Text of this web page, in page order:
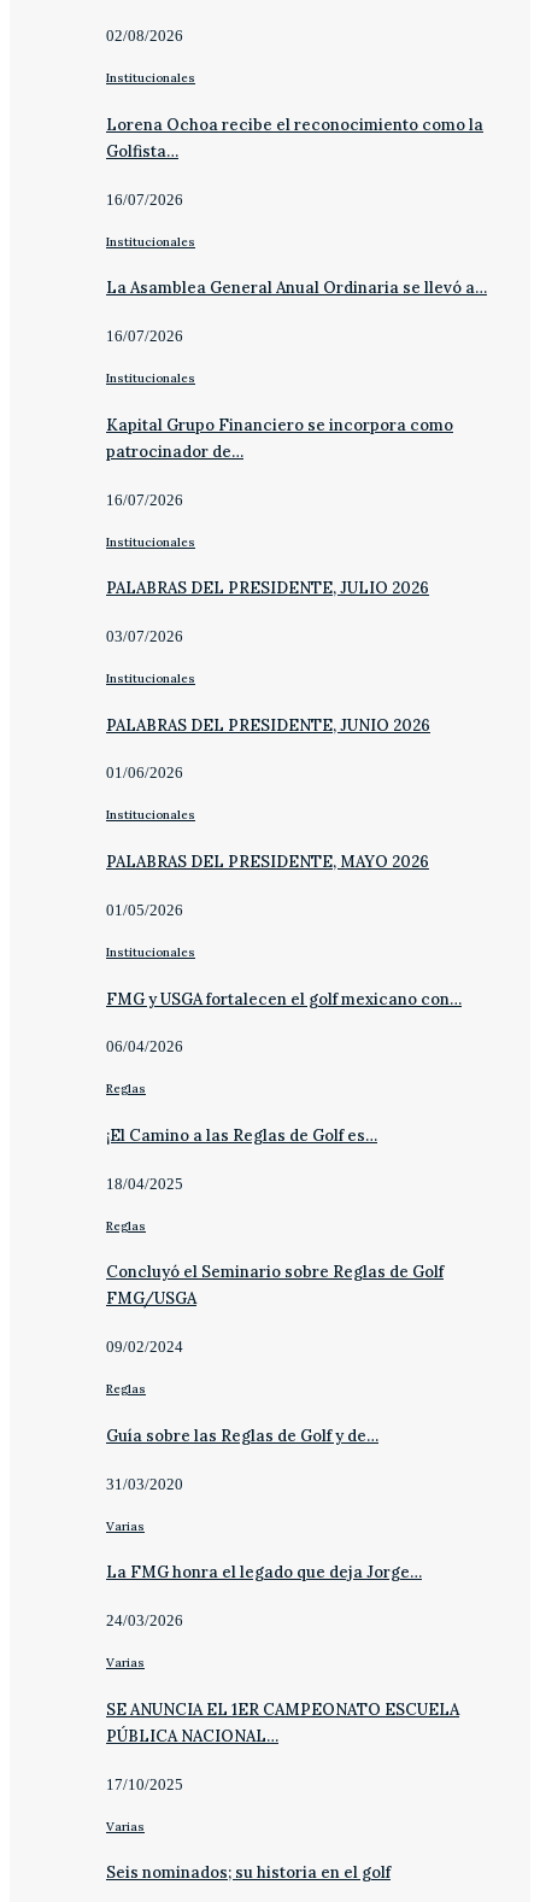
02/08/2026
Institucionales
Lorena Ochoa recibe el reconocimiento como la
Golfista…
16/07/2026
Institucionales
La Asamblea General Anual Ordinaria se llevó a…
16/07/2026
Institucionales
Kapital Grupo Financiero se incorpora como
patrocinador de…
16/07/2026
Institucionales
PALABRAS DEL PRESIDENTE, JULIO 2026
03/07/2026
Institucionales
PALABRAS DEL PRESIDENTE, JUNIO 2026
01/06/2026
Institucionales
PALABRAS DEL PRESIDENTE, MAYO 2026
01/05/2026
Institucionales
FMG y USGA fortalecen el golf mexicano con…
06/04/2026
Reglas
¡El Camino a las Reglas de Golf es…
18/04/2025
Reglas
Concluyó el Seminario sobre Reglas de Golf
FMG/USGA
09/02/2024
Reglas
Guía sobre las Reglas de Golf y de…
31/03/2020
Varias
La FMG honra el legado que deja Jorge…
24/03/2026
Varias
SE ANUNCIA EL 1ER CAMPEONATO ESCUELA
PÚBLICA NACIONAL…
17/10/2025
Varias
Seis nominados; su historia en el golf